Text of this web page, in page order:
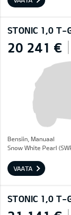
STONIC 1,0 T-
20 241 €
Bensiin, Manuaal
Snow White Pearl
VAATA
STONIC 1,0 T-